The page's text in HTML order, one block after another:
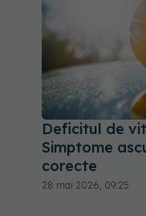
Deficitul de
Simptome
corecte
28 mai 2026, 09:25